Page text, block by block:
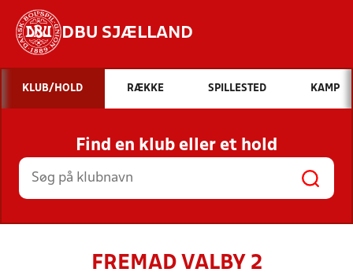
DBU SJÆLLAND
Hvad vil du søge efter?
INDHOLD OG NYHEDER
STILLINGER, RESULTATER, KLUBBER OG
HOLD
KLUB/HOLD RÆKKE SPILLESTED KAMP
Find en klub eller et hold
FREMAD VALBY 2